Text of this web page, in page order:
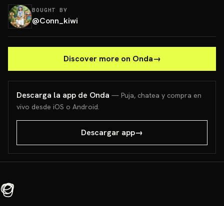
BOUGHT BY
@Conn_kiwi
Discover more on Onda→
Descarga la app de Onda — Puja, chatea y compra en
vivo desde iOS o Android.
Descargar app→